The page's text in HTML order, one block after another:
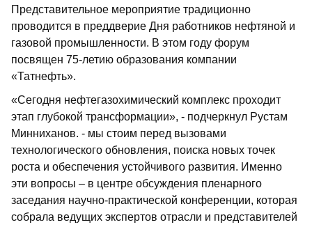
Представительное мероприятие традиционно
проводится в преддверие Дня работников нефтяной и
газовой промышленности. В этом году форум
посвящен 75-летию образования компании
«Татнефть».
«Сегодня нефтегазохимический комплекс проходит
этап глубокой трансформации», - подчеркнул Рустам
Минниханов. - мы стоим перед вызовами
технологического обновления, поиска новых точек
роста и обеспечения устойчивого развития. Именно
эти вопросы – в центре обсуждения пленарного
заседания научно-практической конференции, которая
собрала ведущих экспертов отрасли и представителей